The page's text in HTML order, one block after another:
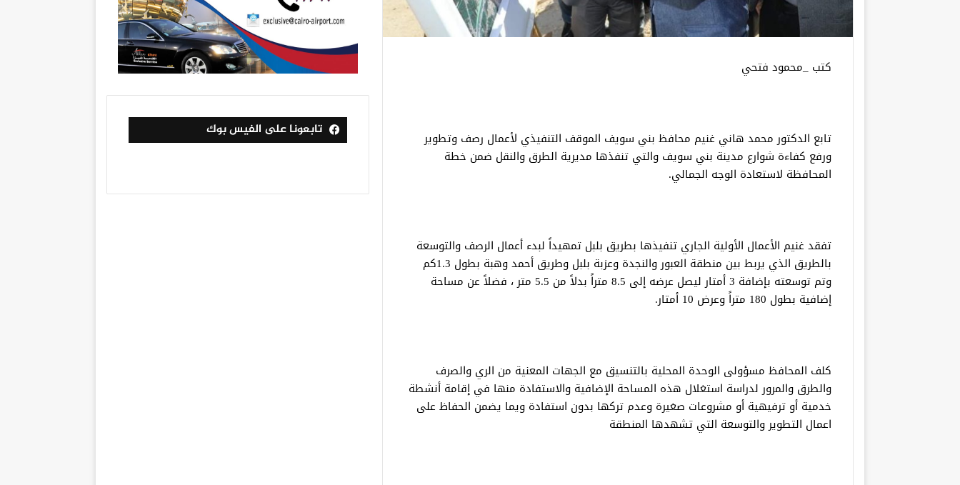
كتب _محمود فتحي
تابع الدكتور محمد هاني غنيم محافظ بني سويف الموقف التنفيذي لأعمال رصف وتطوير
ورفع كفاءة شوارع مدينة بني سويف والتي تنفذها مديرية الطرق والنقل ضمن خطة
المحافظة لاستعادة الوجه الجمالي.
تفقد غنيم الأعمال الأولية الجاري تنفيذها بطريق بلبل تمهيداً لبدء أعمال الرصف والتوسعة
بالطريق الذي يربط بين منطقة العبور والنجدة وعزبة بلبل وطريق أحمد وهبة بطول 1.3كم
وتم توسعته بإضافة 3 أمتار ليصل عرضه إلى 8.5 متراً بدلاً من 5.5 متر ، فضلاً عن مساحة
إضافية بطول 180 متراً وعرض 10 أمتار.
كلف المحافظ مسؤولى الوحدة المحلية بالتنسيق مع الجهات المعنية من الري والصرف
والطرق والمرور لدراسة استغلال هذه المساحة الإضافية والاستفادة منها في إقامة أنشطة
خدمية أو ترفيهية أو مشروعات صغيرة وعدم تركها بدون استفادة ويما يضمن الحفاظ على
اعمال التطوير والتوسعة التي تشهدها المنطقة
تابعونا على الفيس بوك